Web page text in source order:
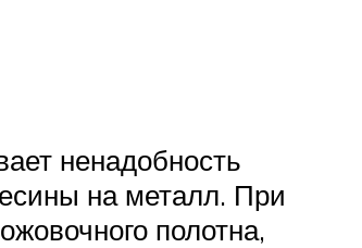
ненадобность
на металл. При
полотна,